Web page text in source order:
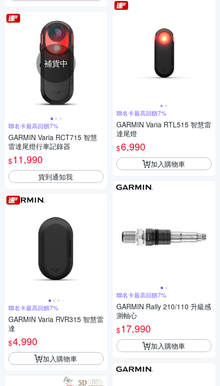
補貨中
聯名卡最高回饋7%
GARMIN Varia RCT715 智慧
雷達尾燈行車記錄器
$11,990
貨到通知我
聯名卡最高回饋7%
GARMIN Varia RVR315 智慧雷
達
$4,990
加入購物車
聯名卡最高回饋7%
GARMIN Varia RTL515 智慧雷
達尾燈
$6,990
加入購物車
聯名卡最高回饋7%
GARMIN Rally 210/110 升級感
測軸心
$17,990
加入購物車